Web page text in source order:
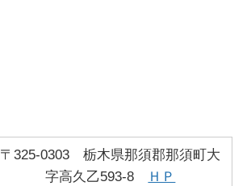
〒325-0303 栃木県那須郡那須町大
字高久乙593-8
ＨＰ